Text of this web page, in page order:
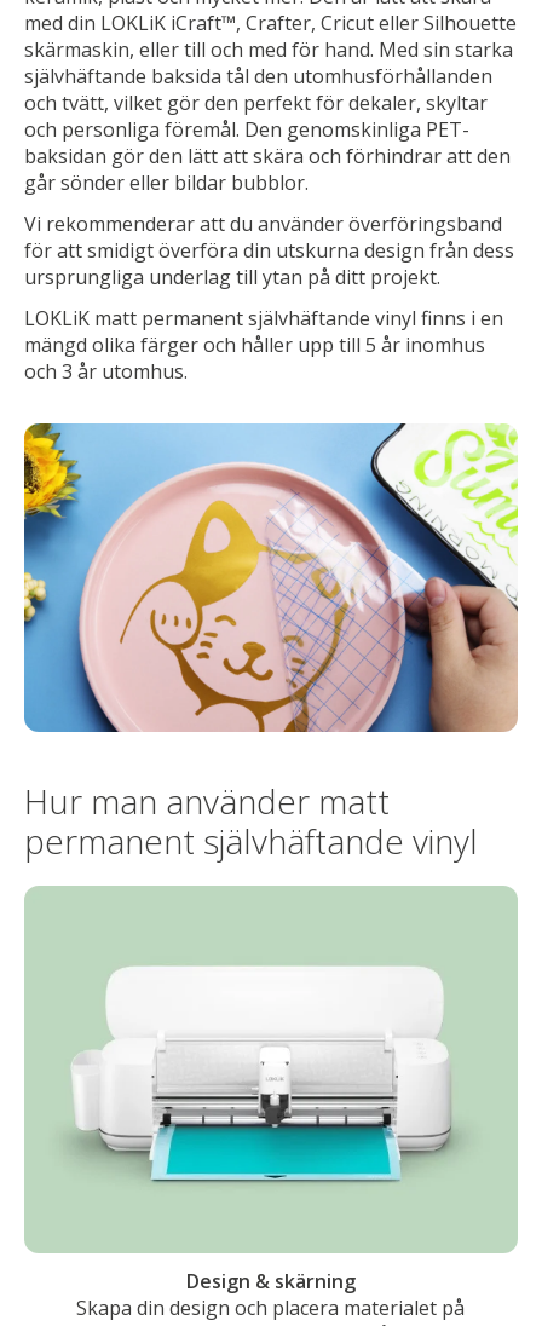
med din LOKLiK iCraft™, Crafter, Cricut eller Silhouette
skärmaskin, eller till och med för hand. Med sin starka
självhäftande baksida tål den utomhusförhållanden
och tvätt, vilket gör den perfekt för dekaler, skyltar
och personliga föremål. Den genomskinliga PET-
baksidan gör den lätt att skära och förhindrar att den
går sönder eller bildar bubblor.
Vi rekommenderar att du använder överföringsband
för att smidigt överföra din utskurna design från dess
ursprungliga underlag till ytan på ditt projekt.
LOKLiK matt permanent självhäftande vinyl finns i en
mängd olika färger och håller upp till 5 år inomhus
och 3 år utomhus.
Hur man använder matt
permanent självhäftande vinyl
Design & skärning
Skapa din design och placera materialet på